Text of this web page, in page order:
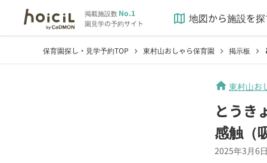
掲載施設数No.1
園見学の予約サイト map 地図から施設を
保育園探し・見学予約TOP chevron_right 東村山おしゃら保育園 chevron_right 掲示板 chevron_right
home 東村山お
とうき
感触（
2025年3月6日